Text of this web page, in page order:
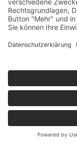
Bilderrahmen